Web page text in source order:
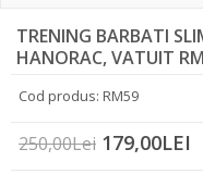
TRENING BARBATI
HANORAC, VATUIT
Cod produs: RM59
250,00Lei 179,00LEI